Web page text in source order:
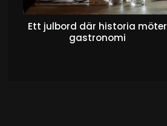
Ett julbord där historia möter
gastronomi